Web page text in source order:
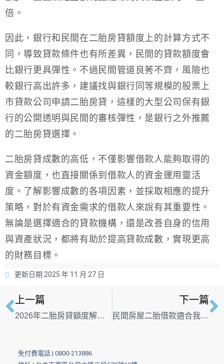
倍。
因此，銀行和民間在二胎房貸額度上的計算方式不
同，導致貸款條件也有所差異，民間的貸款額度會
比銀行更具彈性。不過民間管道良莠不齊，風險也
較銀行高出許多，建議找與銀行同等規模的股票上
市貸款公司申請二胎房貸，這樣的大型公司保有銀
行的公開透明與民間的審核彈性，是銀行之外推薦
的二胎房貸選擇。
二胎房貸成數的高低，不僅影響借款人能夠取得的
資金額度，也直接關係到借款人的資金運用靈活
度。了解影響成數的各項因素，並採取相應的提升
策略，對於有資金需求的借款人來說有其重要性。
無論是選擇適合的貸款機構，還是改善自身的信用
與資產狀況，都將有助於提高貸款成數，實現更高
的財務目標。
更新日期:2025 年 11 月 27 日
上一篇
2026年二胎房貸額度解析：最新銀行貸款成數與申辦條件全公開
下一篇
民間房屋二胎借款適合我嗎？申請民間二胎貸款 不能只看低利率、高額度！
免付費電話 | 0800-213886